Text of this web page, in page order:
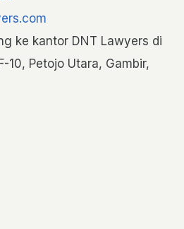
ke kantor DNT Lawyers di
10, Petojo Utara, Gambir,